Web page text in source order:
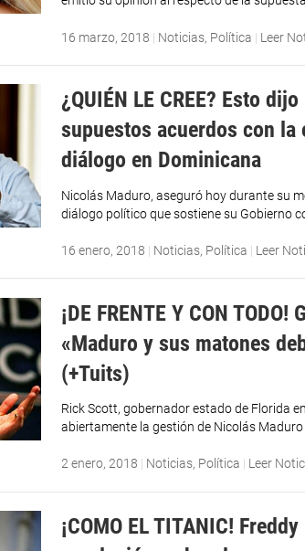
16 marzo, 2018 | Noticias, Política | Leer
¿QUIÉN LE CREE? Esto
supuestos acuerdos con
diálogo en Dominicana
Nicolás Maduro, aseguró hoy durante su
diálogo político que sostiene su Gobierno
16 enero, 2018 | Noticias, Política | Leer
¡DE FRENTE Y CON
«Maduro y sus matones
(+Tuits)
Rick Scott, gobernador estado de Florida
abiertamente la gestión de Nicolás
2 enero, 2018 | Noticias, Política | Leer
¡COMO EL TITANIC!